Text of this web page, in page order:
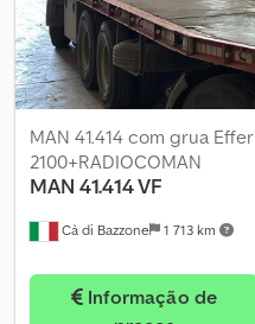
Cà di Bazzone 1 713 km
MAN 41.414 com grua Effer
2100+RADIOCOMAN
MAN 41.414 VF
Informação de